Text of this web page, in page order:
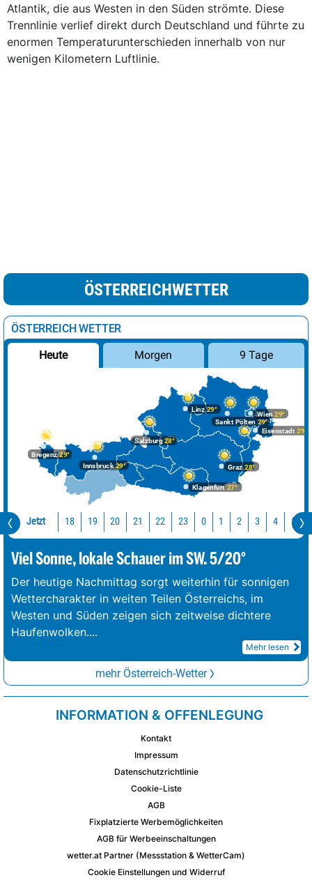
Atlantik, die aus Westen in den Süden strömte. Diese
Trennlinie verlief direkt durch Deutschland und führte zu
enormen Temperaturunterschieden innerhalb von nur
wenigen Kilometern Luftlinie.
ÖSTERREICHWETTER
ÖSTERREICH WETTER
Heute Morgen 9 Tage
Bregenz29°
Graz28°
Innsbruck29°
Klagenfurt 27°
Linz29°
Salzburg28°
Wien 29°
Eisenstadt 29°
Sankt Pölten 29°
Jetzt 18 19 20 21 22 23 0 1 2 3 4 5
Viel Sonne, lokale Schauer im SW. 5/20°
Der heutige Nachmittag sorgt weiterhin für sonnigen
Wettercharakter in weiten Teilen Österreichs, im
Westen und Süden zeigen sich zeitweise dichtere
Haufenwolken....
Mehr lesen
mehr Österreich-Wetter
INFORMATION & OFFENLEGUNG
Kontakt
Impressum
Datenschutzrichtlinie
Cookie-Liste
AGB
Fixplatzierte Werbemöglichkeiten
AGB für Werbeeinschaltungen
wetter.at Partner (Messstation & WetterCam)
Cookie Einstellungen und Widerruf